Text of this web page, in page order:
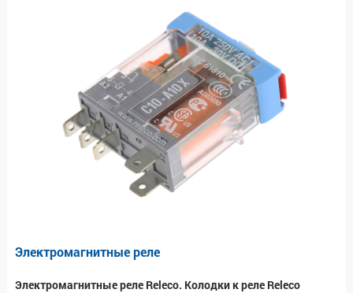
Электромагнитные реле
Электромагнитные реле Releco. Колодки к реле Releco